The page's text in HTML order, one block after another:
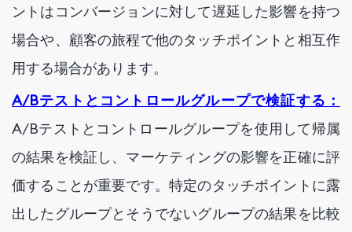
ントはコンバージョンに対して遅延した影響を持つ
場合や、顧客の旅程で他のタッチポイントと相互作
用する場合があります。
A/Bテストとコントロールグループで検証する：
A/Bテストとコントロールグループを使用して帰属
の結果を検証し、マーケティングの影響を正確に評
価することが重要です。特定のタッチポイントに露
出したグループとそうでないグループの結果を比較